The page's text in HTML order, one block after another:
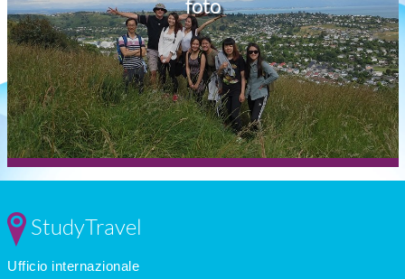
foto
StudyTravel
Ufficio internazionale